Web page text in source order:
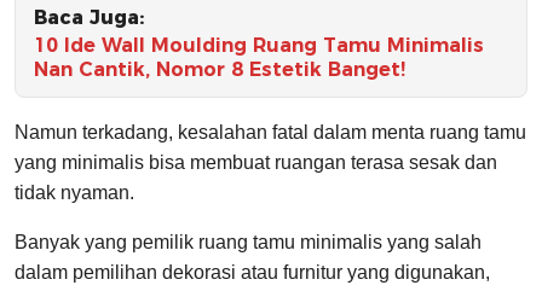
Baca Juga:
10 Ide Wall Moulding Ruang Tamu Minimalis
Nan Cantik, Nomor 8 Estetik Banget!
Namun terkadang, kesalahan fatal dalam menta ruang tamu
yang minimalis bisa membuat ruangan terasa sesak dan
tidak nyaman.
Banyak yang pemilik ruang tamu minimalis yang salah
dalam pemilihan dekorasi atau furnitur yang digunakan,